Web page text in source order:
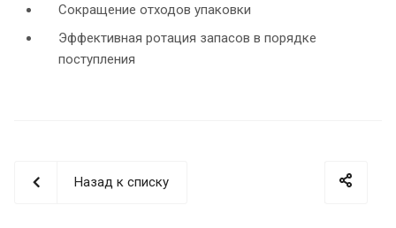
Сокращение отходов упаковки
Эффективная ротация запасов в порядке
поступления
Назад к списку